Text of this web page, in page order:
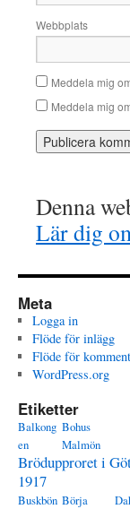
Webbplats
Meddela mig
Meddela mig
Denna
Lär dig
Meta
Logga in
Flöde för inlägg
Flöde för
WordPress.org
Etiketter
Balkong
en
Bohus
Malmön
Brödupproret i
1917
Buskbön Börja